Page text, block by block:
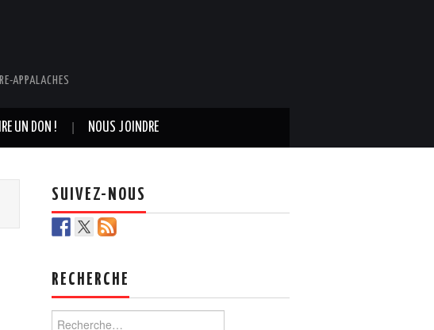
APPALACHES
UN DON ! NOUS JOINDRE
SUIVEZ-NOUS
RECHERCHE